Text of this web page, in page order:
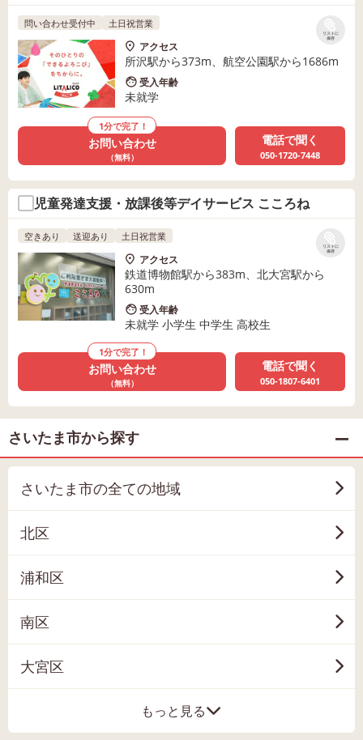
リストに
保存
問い合わせ受付中 土日祝営業
アクセス
所沢駅から373m、航空公園駅から1686m
受入年齢
未就学
1分で完了！
お問い合わせ
（無料）
電話で聞く
050-1720-7448
児童発達支援・放課後等デイサービス こころね
リストに
保存
空きあり 送迎あり 土日祝営業
アクセス
鉄道博物館駅から383m、北大宮駅から
630m
受入年齢
未就学 小学生 中学生 高校生
1分で完了！
お問い合わせ
（無料）
電話で聞く
050-1807-6401
さいたま市から探す
さいたま市の全ての地域
北区
浦和区
南区
大宮区
もっと見る